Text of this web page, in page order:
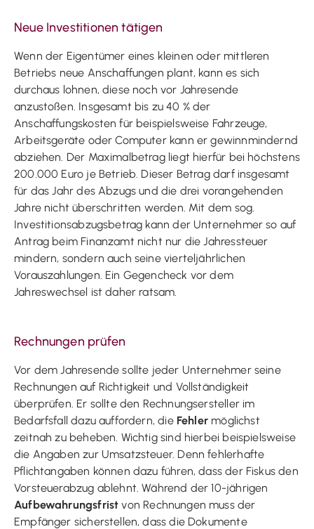
Neue Investitionen tätigen
Wenn der Eigentümer eines kleinen oder mittleren
Betriebs neue Anschaffungen plant, kann es sich
durchaus lohnen, diese noch vor Jahresende
anzustoßen. Insgesamt bis zu 40 % der
Anschaffungskosten für beispielsweise Fahrzeuge,
Arbeitsgeräte oder Computer kann er gewinnmindernd
abziehen. Der Maximalbetrag liegt hierfür bei höchstens
200.000 Euro je Betrieb. Dieser Betrag darf insgesamt
für das Jahr des Abzugs und die drei vorangehenden
Jahre nicht überschritten werden. Mit dem sog.
Investitionsabzugsbetrag kann der Unternehmer so auf
Antrag beim Finanzamt nicht nur die Jahressteuer
mindern, sondern auch seine vierteljährlichen
Vorauszahlungen. Ein Gegencheck vor dem
Jahreswechsel ist daher ratsam.
Rechnungen prüfen
Vor dem Jahresende sollte jeder Unternehmer seine
Rechnungen auf Richtigkeit und Vollständigkeit
überprüfen. Er sollte den Rechnungsersteller im
Bedarfsfall dazu auffordern, die Fehler möglichst
zeitnah zu beheben. Wichtig sind hierbei beispielsweise
die Angaben zur Umsatzsteuer. Denn fehlerhafte
Pflichtangaben können dazu führen, dass der Fiskus den
Vorsteuerabzug ablehnt. Während der 10-jährigen
Aufbewahrungsfrist von Rechnungen muss der
Empfänger sicherstellen, dass die Dokumente